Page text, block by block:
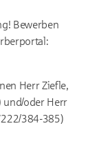
Bewerben
Herr Ziefle,
und/oder Herr
384-385)